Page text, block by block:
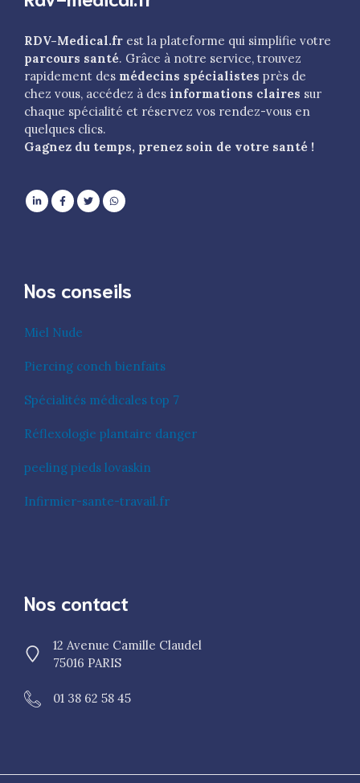
RDV-Medical.fr est la plateforme qui simplifie votre
parcours santé. Grâce à notre service, trouvez
rapidement des médecins spécialistes près de
chez vous, accédez à des informations claires sur
chaque spécialité et réservez vos rendez-vous en
quelques clics.
Gagnez du temps, prenez soin de votre santé !
Nos conseils
Miel Nude
Piercing conch bienfaits
Spécialités médicales top 7
Réflexologie plantaire danger
peeling pieds lovaskin
Infirmier-sante-travail.fr
Nos contact
12 Avenue Camille Claudel
75016 PARIS
01 38 62 58 45